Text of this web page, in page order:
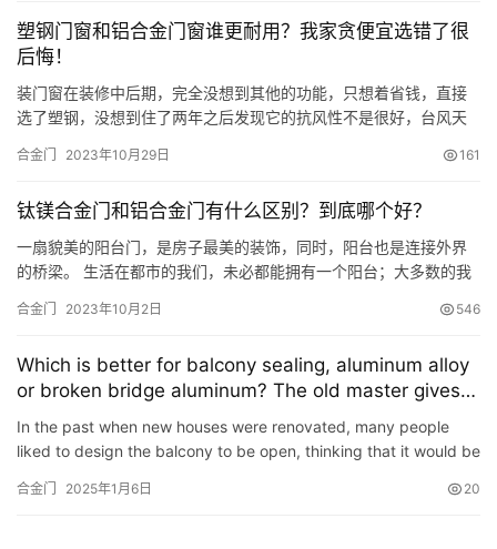
塑钢门窗和铝合金门窗谁更耐用？我家贪便宜选错了很
后悔！
装门窗在装修中后期，完全没想到其他的功能，只想着省钱，直接
选了塑钢，没想到住了两年之后发现它的抗风性不是很好，台风天
分，但是其作用却不容忽视，很多人在装修时纠结到底是装塑钢门
房屋来说这点可是至关重要的，谁也不想风雨一来窗子就刷刷响
吧？在这…
合金门 2023年10月29日 161
钛镁合金门和铝合金门有什么区别？到底哪个好？
一扇貌美的阳台门，是房子最美的装饰，同时，阳台也是连接外界
的桥梁。 生活在都市的我们，未必都能拥有一个阳台；大多数的我
能有一个安静、采光好的房子，在挑选窗户这方面我会花得比较多
门、铝合金门、断桥铝门、钛镁合金门，大多数用户选择铝合金门
和钛镁合…
合金门 2023年10月2日 546
Which is better for balcony sealing, aluminum alloy
or broken bridge aluminum? The old master gives
the answer, don’t make the wrong choice again
In the past when new houses were renovated, many people
liked to design the balcony to be open, thinking that it would be
合金门 2025年1月6日 20